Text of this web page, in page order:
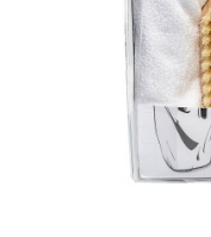
Contiene el
de la